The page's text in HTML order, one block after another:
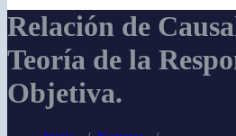
Relación de
Teoría de la
Objetiva.